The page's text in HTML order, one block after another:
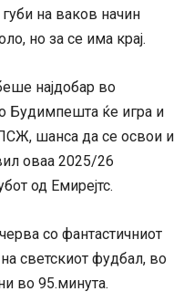
на ваков начин
но за се има крај.
најдобар во
Будимпешта ќе игра и
шанса да се освои и
оваа 2025/26
од Емирејтс.
со фантастичниот
светскиот фудбал, во
во 95.минута.